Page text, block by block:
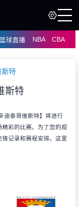
篮球直播 NBA CBA
斯特
斯特
迪泰哥维斯特】将进行
彩的比赛。为了您的观
记录和赛程安排。这里